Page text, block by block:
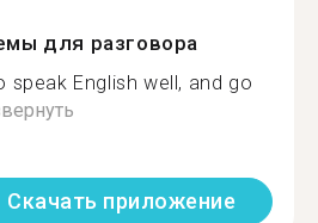
для разговора
speak English well, and go
Скачать приложение